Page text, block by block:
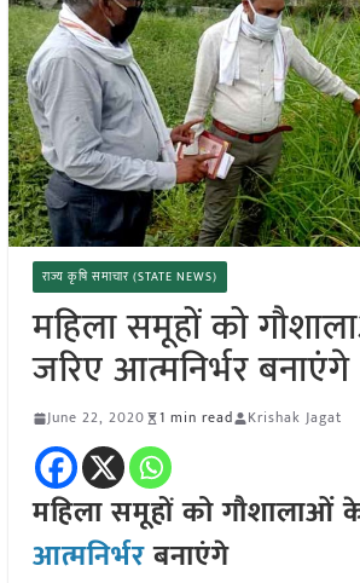
राज्य कृषि समाचार (STATE NEWS)
महिला समूहों को
जरिए आत्मनिर्भर बनाएंगे
June 22, 2020 1 min read Krishak Jagat
महिला समूहों को गौशालाओं
आत्मनिर्भरबनाएंगे